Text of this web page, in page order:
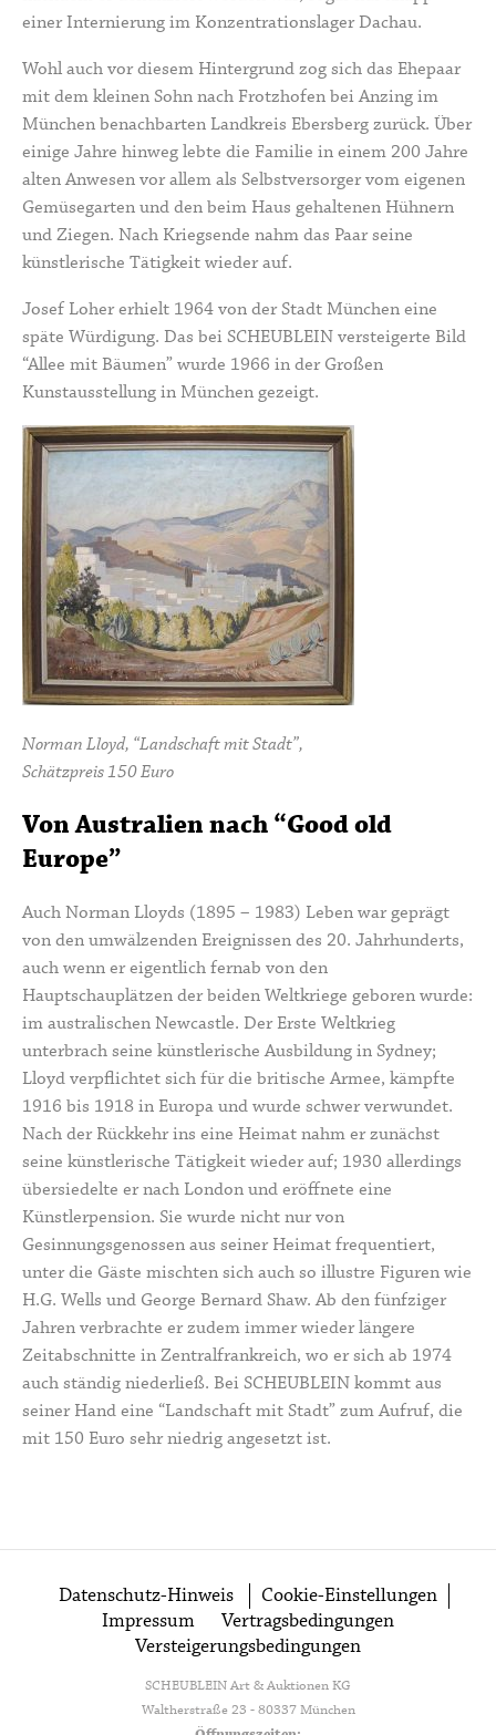
einer Internierung im Konzentrationslager Dachau.
Wohl auch vor diesem Hintergrund zog sich das Ehepaar
mit dem kleinen Sohn nach Frotzhofen bei Anzing im
München benachbarten Landkreis Ebersberg zurück. Über
einige Jahre hinweg lebte die Familie in einem 200 Jahre
alten Anwesenvor allem als Selbstversorger vom eigenen
Gemüsegarten und den beim Haus gehaltenen Hühnern
und Ziegen. Nach Kriegsende nahm das Paar seine
künstlerische Tätigkeit wieder auf.
Josef Loher erhielt 1964 von der Stadt München eine
späte Würdigung. Das bei SCHEUBLEIN versteigerte Bild
“Allee mit Bäumen”wurde 1966 in der Großen
Kunstausstellung in München gezeigt.
Norman Lloyd, “Landschaft mit Stadt”,
Schätzpreis 150 Euro
Von Australien nach “Good old
Europe”
AuchNorman Lloyds (1895 – 1983) Leben war geprägt
von den umwälzenden Ereignissen des 20. Jahrhunderts,
auch wenn er eigentlich fernab von den
Hauptschauplätzen der beiden Weltkriege geboren wurde:
im australischen Newcastle. Der Erste Weltkrieg
unterbrach seine künstlerische Ausbildung in Sydney;
Lloyd verpflichtet sich für die britische Armee, kämpfte
1916 bis 1918 in Europa und wurde schwer verwundet.
Nach der Rückkehr ins eine Heimat nahm er zunächst
seine künstlerische Tätigkeit wieder auf; 1930 allerdings
übersiedelte er nach London und eröffnete eine
Künstlerpension. Sie wurde nicht nur von
Gesinnungsgenossen aus seiner Heimat frequentiert,
unter die Gäste mischten sich auch so illustre Figuren wie
H.G. Wells und George Bernard Shaw. Ab den fünfziger
Jahren verbrachte er zudem immer wieder längere
Zeitabschnitte in Zentralfrankreich, wo er sich ab 1974
auch ständig niederließ. Bei SCHEUBLEIN kommt aus
seiner Hand eine “Landschaft mit Stadt”zum Aufruf, die
mit 150 Euro sehr niedrig angesetzt ist.
Datenschutz-Hinweis
Cookie-Einstellungen
Impressum
Vertragsbedingungen
Versteigerungsbedingungen
SCHEUBLEIN Art & Auktionen KG
Waltherstraße 23 - 80337 München